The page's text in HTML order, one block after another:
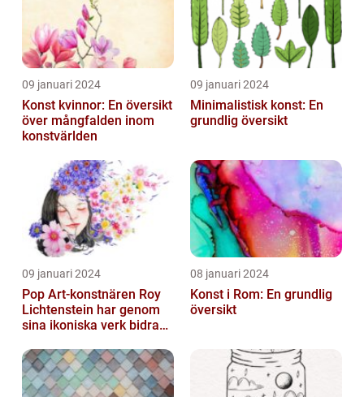
09 januari 2024
Konst kvinnor: En översikt
över mångfalden inom
konstvärlden
09 januari 2024
Minimalistisk konst: En
grundlig översikt
09 januari 2024
Pop Art-konstnären Roy
Lichtenstein har genom
sina ikoniska verk bidragit
08 januari 2024
Konst i Rom: En grundlig
översikt